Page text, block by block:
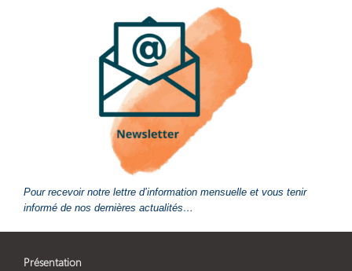
Pour recevoir notre lettre d’information mensuelle et vous tenir
informé de nos dernières actualités…
Présentation